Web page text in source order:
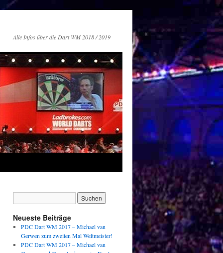
Alle Infos über die Dart WM 2018 / 2019
Neueste Beiträge
PDC Dart WM 2017 – Michael van
Gerwen zum zweiten Mal Weltmeister!
PDC Dart WM 2017 – Michael van